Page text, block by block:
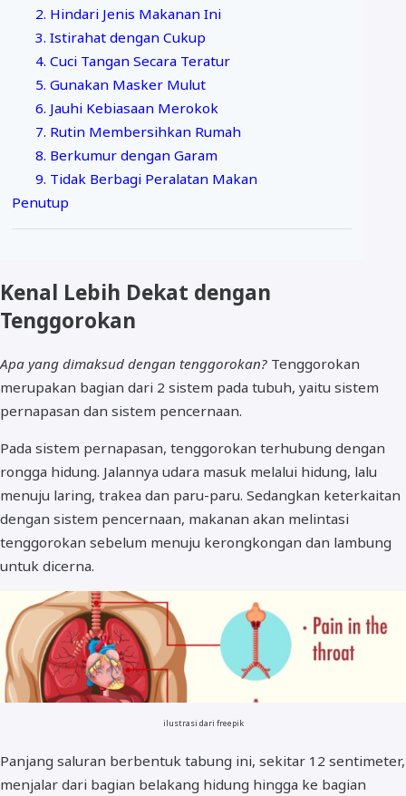
2. Hindari Jenis Makanan Ini
3. Istirahat dengan Cukup
4. Cuci Tangan Secara Teratur
5. Gunakan Masker Mulut
6. Jauhi Kebiasaan Merokok
7. Rutin Membersihkan Rumah
8. Berkumur dengan Garam
9. Tidak Berbagi Peralatan Makan
Penutup
Kenal Lebih Dekat dengan
Tenggorokan
Apa yang dimaksud dengan tenggorokan? Tenggorokan
merupakan bagian dari 2 sistem pada tubuh, yaitu sistem
pernapasan dan sistem pencernaan.
Pada sistem pernapasan, tenggorokan terhubung dengan
rongga hidung. Jalannya udara masuk melalui hidung, lalu
menuju laring, trakea dan paru-paru. Sedangkan keterkaitan
dengan sistem pencernaan, makanan akan melintasi
tenggorokan sebelum menuju kerongkongan dan lambung
untuk dicerna.
ilustrasi dari freepik
Panjang saluran berbentuk tabung ini, sekitar 12 sentimeter,
menjalar dari bagian belakang hidung hingga ke bagian